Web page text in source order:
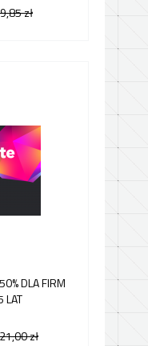
zł
DLA FIRM
LAT
zł